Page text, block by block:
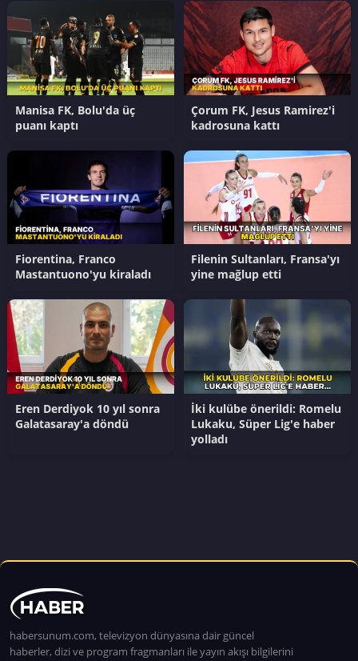
Manisa FK, Bolu'da üç
puanı kaptı
Çorum FK, Jesus Ramirez'i
kadrosuna kattı
Fiorentina, Franco
Mastantuono'yu kiraladı
Filenin Sultanları, Fransa'yı
yine mağlup etti
Eren Derdiyok 10 yıl sonra
Galatasaray'a döndü
İki kulübe önerildi: Romelu
Lukaku, Süper Lig'e haber
yolladı
habersunum.com, televizyon dünyasına dair güncel
haberler, dizi ve program fragmanları ile yayın akışı bilgilerini